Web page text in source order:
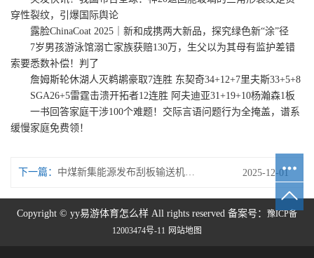
穿性裂纹，引爆国际舆论
露脸ChinaCoat 2025｜新和成携两大新品，探究绿色新“涂”径
7岁男孩游泳馆溺亡家族获赔130万，生父以为其母有监护差错
索要悉数补偿！判了
詹姆斯轮休湖人灭鹈鹕豪取7连胜 东契奇34+12+7里夫斯33+5+8
SGA26+5雷霆击溃开拓者12连胜 阿夫迪亚31+19+10杨瀚森1板
一书回答家庭干涉100个难题！交际言语问题行为全掩盖，谱系
缓慢家庭免费领！
下一篇： 中煤新集能源发布刮板输送机招标结果泰山华坤成功中标！ 2025-12-01
Copyright © yy易游体育怎么样 All rights reserved 备案号： 豫ICP备
12003474号-11 网站地图